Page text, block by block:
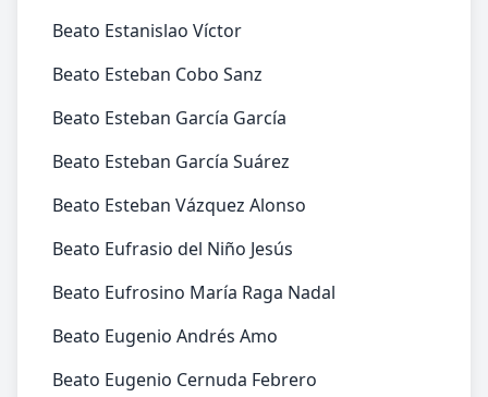
Beato Estanislao Víctor
Beato Esteban Cobo Sanz
Beato Esteban García García
Beato Esteban García Suárez
Beato Esteban Vázquez Alonso
Beato Eufrasio del Niño Jesús
Beato Eufrosino María Raga Nadal
Beato Eugenio Andrés Amo
Beato Eugenio Cernuda Febrero